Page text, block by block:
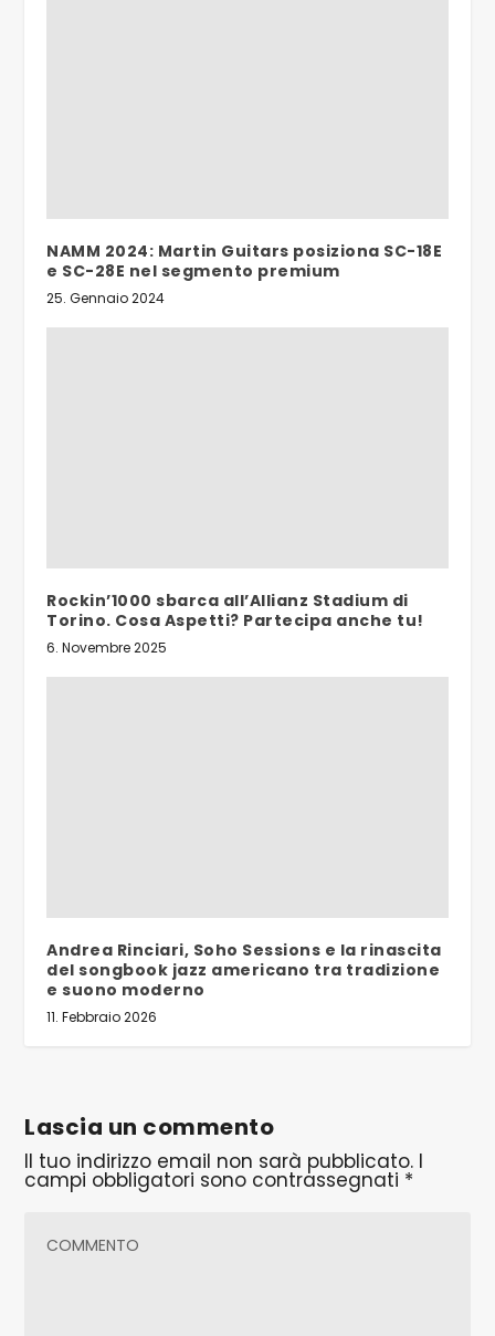
NAMM 2024: Martin Guitars posiziona SC-18E
e SC-28E nel segmento premium
25. Gennaio 2024
Rockin’1000 sbarca all’Allianz Stadium di
Torino. Cosa Aspetti? Partecipa anche tu!
6. Novembre 2025
Andrea Rinciari, Soho Sessions e la rinascita
del songbook jazz americano tra tradizione
e suono moderno
11. Febbraio 2026
Lascia un commento
Il tuo indirizzo email non sarà pubblicato. I
campi obbligatori sono contrassegnati *